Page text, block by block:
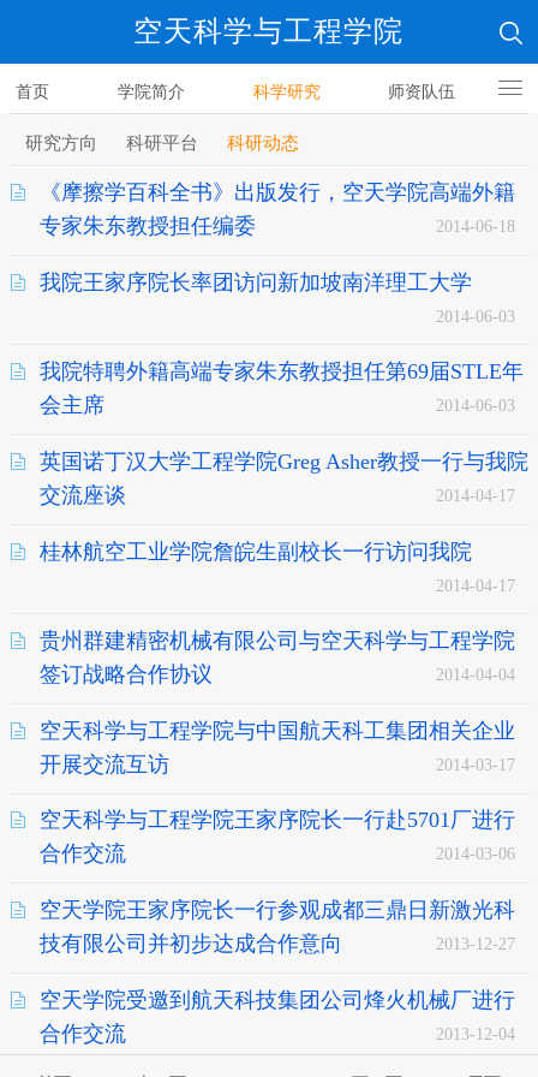
空天科学与工程学院
首页 学院简介 科学研究 师资队伍
人才培养
研究方向 科研平台 科研动态
《摩擦学百科全书》出版发行，空天学院高端外籍
专家朱东教授担任编委
2014-06-18
我院王家序院长率团访问新加坡南洋理工大学
2014-06-03
我院特聘外籍高端专家朱东教授担任第69届STLE年
会主席
2014-06-03
英国诺丁汉大学工程学院Greg Asher教授一行与我院
交流座谈
2014-04-17
桂林航空工业学院詹皖生副校长一行访问我院
2014-04-17
贵州群建精密机械有限公司与空天科学与工程学院
签订战略合作协议
2014-04-04
空天科学与工程学院与中国航天科工集团相关企业
开展交流互访
2014-03-17
空天科学与工程学院王家序院长一行赴5701厂进行
合作交流
2014-03-06
空天学院王家序院长一行参观成都三鼎日新激光科
技有限公司并初步达成合作意向
2013-12-27
空天学院受邀到航天科技集团公司烽火机械厂进行
合作交流
2013-12-04